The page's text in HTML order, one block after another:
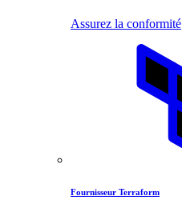
Assurez la conformité
Fournisseur Terraform